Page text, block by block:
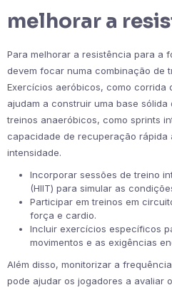
melhorar a
Para melhorar a resistência para a
devem focar numa combinação de
Exercícios aeróbicos, como corrida
ajudam a construir uma base
treinos anaeróbicos, como sprints
capacidade de recuperação rápida
intensidade.
Incorporar sessões de treino
(HIIT) para simular as
Participar em treinos em
força e cardio.
Incluir exercícios específicos
movimentos e as exigências
Além disso, monitorizar a
pode ajudar os jogadores a avaliar